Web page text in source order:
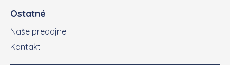
Ostatné
Naše predajne
Kontakt